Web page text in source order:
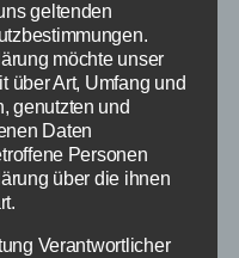
oder mittels eine
da uns
Kontakt
geltenden
möchte unser
über Art, Umfang und
genutzten und
Daten
Personen
über die ihnen
Verantwortlicher